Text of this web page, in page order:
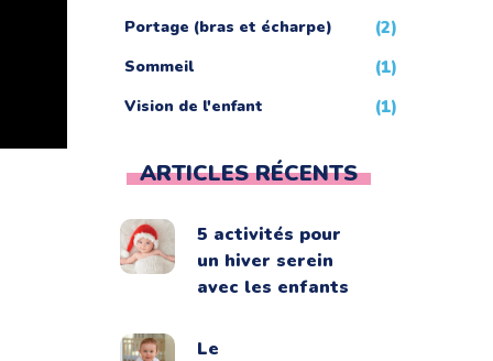
Portage (bras et écharpe) (2)
Sommeil (1)
Vision de l'enfant (1)
ARTICLES RÉCENTS
5 activités pour
un hiver serein
avec les enfants
Le